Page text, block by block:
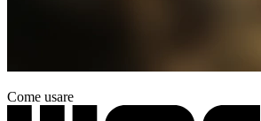
Come usare